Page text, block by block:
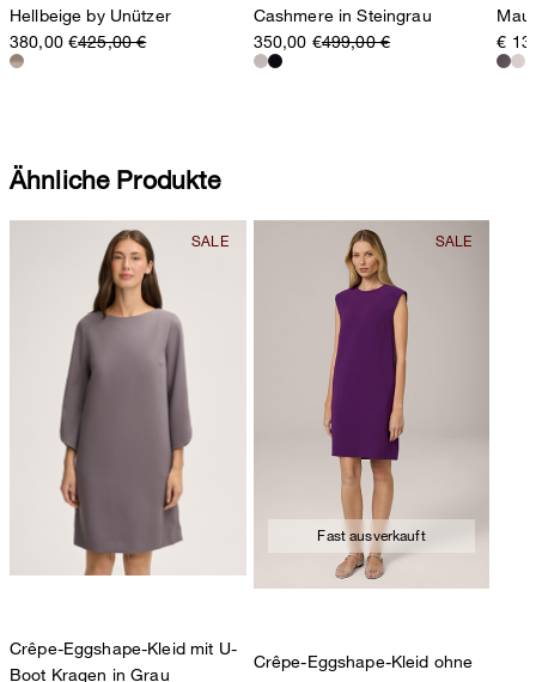
Hellbeige by Unützer
380,00 €425,00 €
Cashmere in Steingrau
350,00 €499,00 €
€
Ähnliche Produkte
Crêpe-Eggshape-Kleid mit U-
Boot Kragen in Grau
Fast ausverkauft
Crêpe-Eggshape-Kleid ohne